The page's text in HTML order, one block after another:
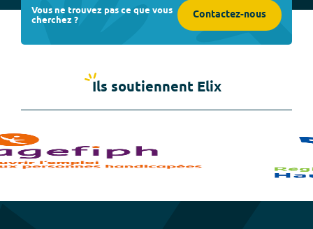
Vous ne trouvez pas ce que vous
cherchez ? Contactez-nous
Ils soutiennent Elix